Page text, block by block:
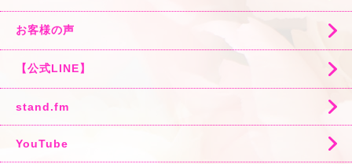
お客様の声
【公式LINE】
stand.fm
YouTube